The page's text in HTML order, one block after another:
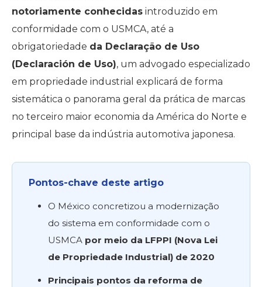
notoriamente conhecidas introduzido em
conformidade com o USMCA, até a
obrigatoriedade da Declaração de Uso
(Declaración de Uso), um advogado especializado
em propriedade industrial explicará de forma
sistemática o panorama geral da prática de marcas
no terceiro maior economia da América do Norte e
principal base da indústria automotiva japonesa.
Pontos-chave deste artigo
O México concretizou a modernização
do sistema em conformidade com o
USMCA por meio da LFPPI (Nova Lei
de Propriedade Industrial) de 2020
Principais pontos da reforma de